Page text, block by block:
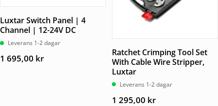
Luxtar Switch Panel | 4
Channel | 12-24V DC
Leverans 1-2 dagar
1 695,00 kr
Ratchet Crimping Tool Set
With Cable Wire Stripper,
Luxtar
Leverans 1-2 dagar
1 295,00 kr